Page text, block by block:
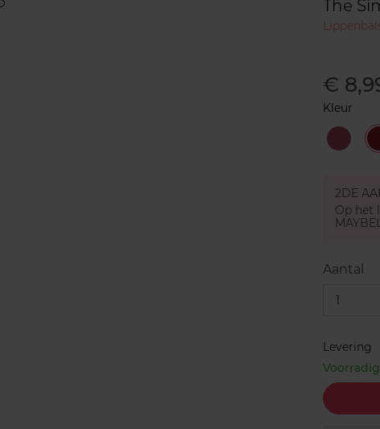
The
€
Kleur
01
-
2DE
Op het
Aantal
1
Levering
Voorradig